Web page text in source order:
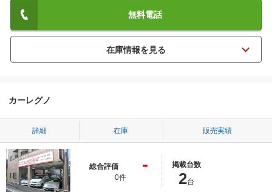
無料電話
カーレグノ
詳細 在庫 販売実績
総合評価 -
0件
掲載台数
2台